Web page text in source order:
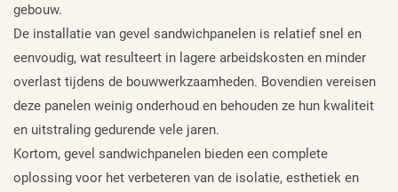
gebouw.
De installatie van gevel sandwichpanelen is relatief snel en
eenvoudig, wat resulteert in lagere arbeidskosten en minder
overlast tijdens de bouwwerkzaamheden. Bovendien vereisen
deze panelen weinig onderhoud en behouden ze hun kwaliteit
en uitstraling gedurende vele jaren.
Kortom, gevel sandwichpanelen bieden een complete
oplossing voor het verbeteren van de isolatie, esthetiek en